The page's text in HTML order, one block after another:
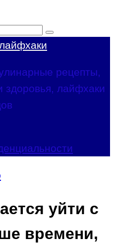
рецепты,
здоровья, лайфхаки
уйти с
времени,